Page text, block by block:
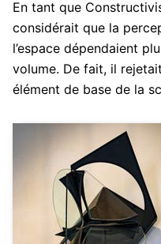
En tant que
considérait que la
l’espace dépendaient
volume. De fait, il
élément de base de la